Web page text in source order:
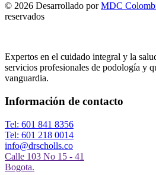
© 2026 Desarrollado porMDC
reservados
Expertos en el cuidado integral y la
servicios profesionales de podología y
vanguardia.
Información de contacto
Tel: 601 841 8356
Tel: 601 218 0014
info@drscholls.co
Calle 103 No 15 - 41
Bogota.